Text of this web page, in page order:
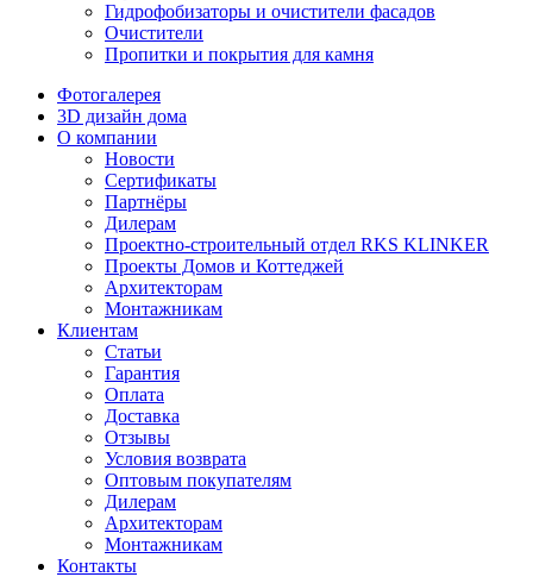
Гидрофобизаторы и очистители фасадов
Очистители
Пропитки и покрытия для камня
Фотогалерея
3D дизайн дома
О компании
Новости
Сертификаты
Партнёры
Дилерам
Проектно-строительный отдел RKS KLINKER
Проекты Домов и Коттеджей
Архитекторам
Монтажникам
Клиентам
Статьи
Гарантия
Оплата
Доставка
Отзывы
Условия возврата
Оптовым покупателям
Дилерам
Архитекторам
Монтажникам
Контакты